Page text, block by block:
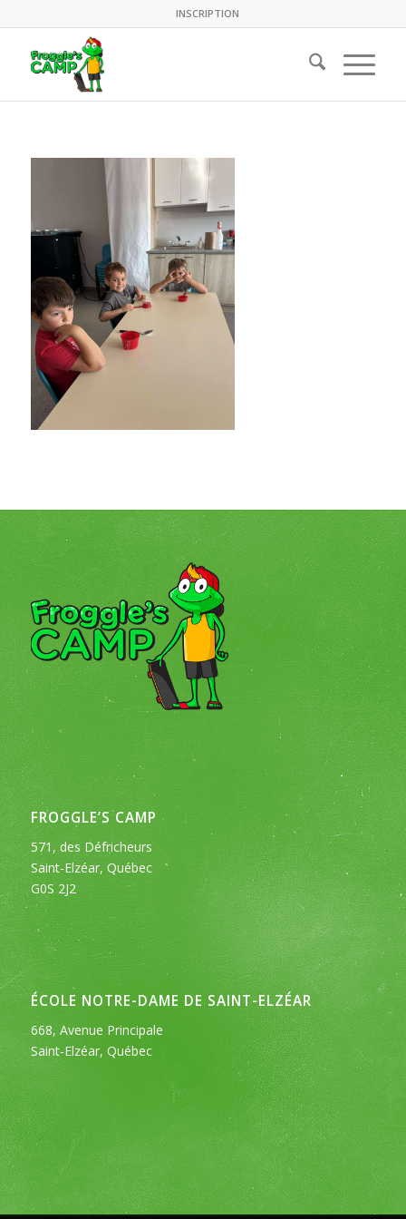
INSCRIPTION
FROGGLE’S CAMP
571, des Défricheurs
Saint-Elzéar, Québec
G0S 2J2
ÉCOLE NOTRE-DAME DE SAINT-ELZÉAR
668, Avenue Principale
Saint-Elzéar, Québec